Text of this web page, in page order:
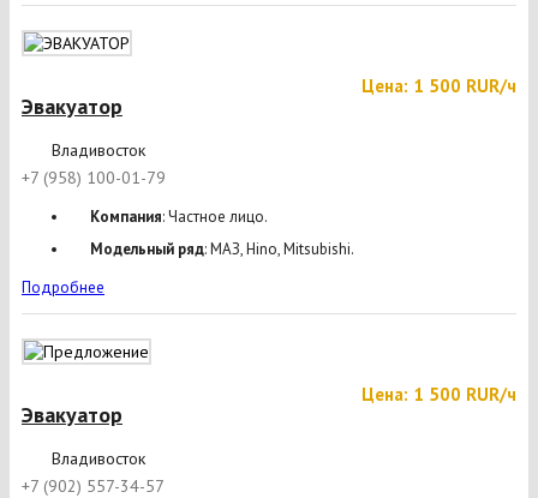
Эвакуатор
Цена: 1 500 RUR/ч
Владивосток
+7 (958) 100-01-79
Компания: Частное лицо.
Модельный ряд: МАЗ, Hino, Mitsubishi.
Подробнее
Эвакуатор
Цена: 1 500 RUR/ч
Владивосток
+7 (902) 557-34-57